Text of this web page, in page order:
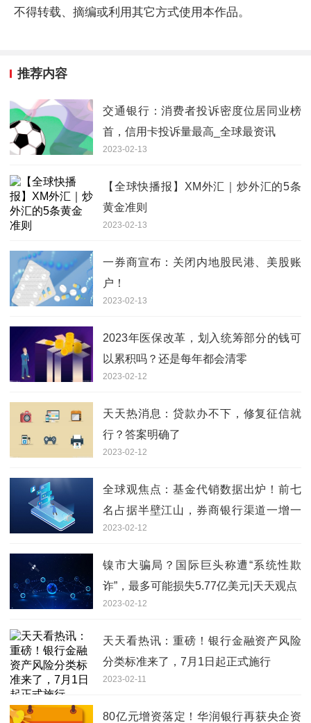
不得转载、摘编或利用其它方式使用本作品。
推荐内容
交通银行：消费者投诉密度位居同业榜
首，信用卡投诉量最高_全球最资讯
2023-02-13
【全球快播报】XM外汇｜炒外汇的5条
黄金准则
2023-02-13
一券商宣布：关闭内地股民港、美股账
户！
2023-02-13
2023年医保改革，划入统筹部分的钱可
以累积吗？还是每年都会清零
2023-02-12
天天热消息：贷款办不下，修复征信就
行？答案明确了
2023-02-12
全球观焦点：基金代销数据出炉！前七
名占据半壁江山，券商银行渠道一增一
降…
2023-02-12
镍市大骗局？国际巨头称遭“系统性欺
诈”，最多可能损失5.77亿美元|天天观点
2023-02-12
天天看热讯：重磅！银行金融资产风险
分类标准来了，7月1日起正式施行
2023-02-11
80亿元增资落定！华润银行再获央企资